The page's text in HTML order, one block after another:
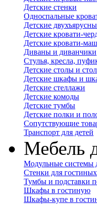
Детские стенки
Односпальные
Детские
Детские кровати-
Детские кровати-
Диваны и диванчики
Стулья, кресла,
Детские столы и
Детские шкафы и
Детские стеллажи
Детские комоды
Детские тумбы
Детские полки и
Сопутствующие
Транспорт для детей
Мебель
Модульные системы
Стенки для гостиных
Тумбы и подставки
Шкафы в гостиную
Шкафы-купе в